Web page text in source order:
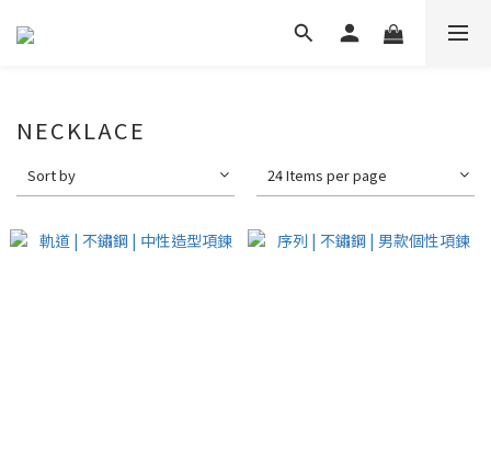
NECKLACE
Sort by 24 Items per page